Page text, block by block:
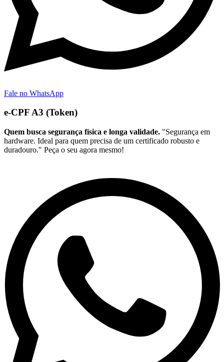
Fale no WhatsApp
e-CPF A3 (Token)
Quem busca segurança física e longa validade. "Segurança em
hardware. Ideal para quem precisa de um certificado robusto e
duradouro." Peça o seu agora mesmo!